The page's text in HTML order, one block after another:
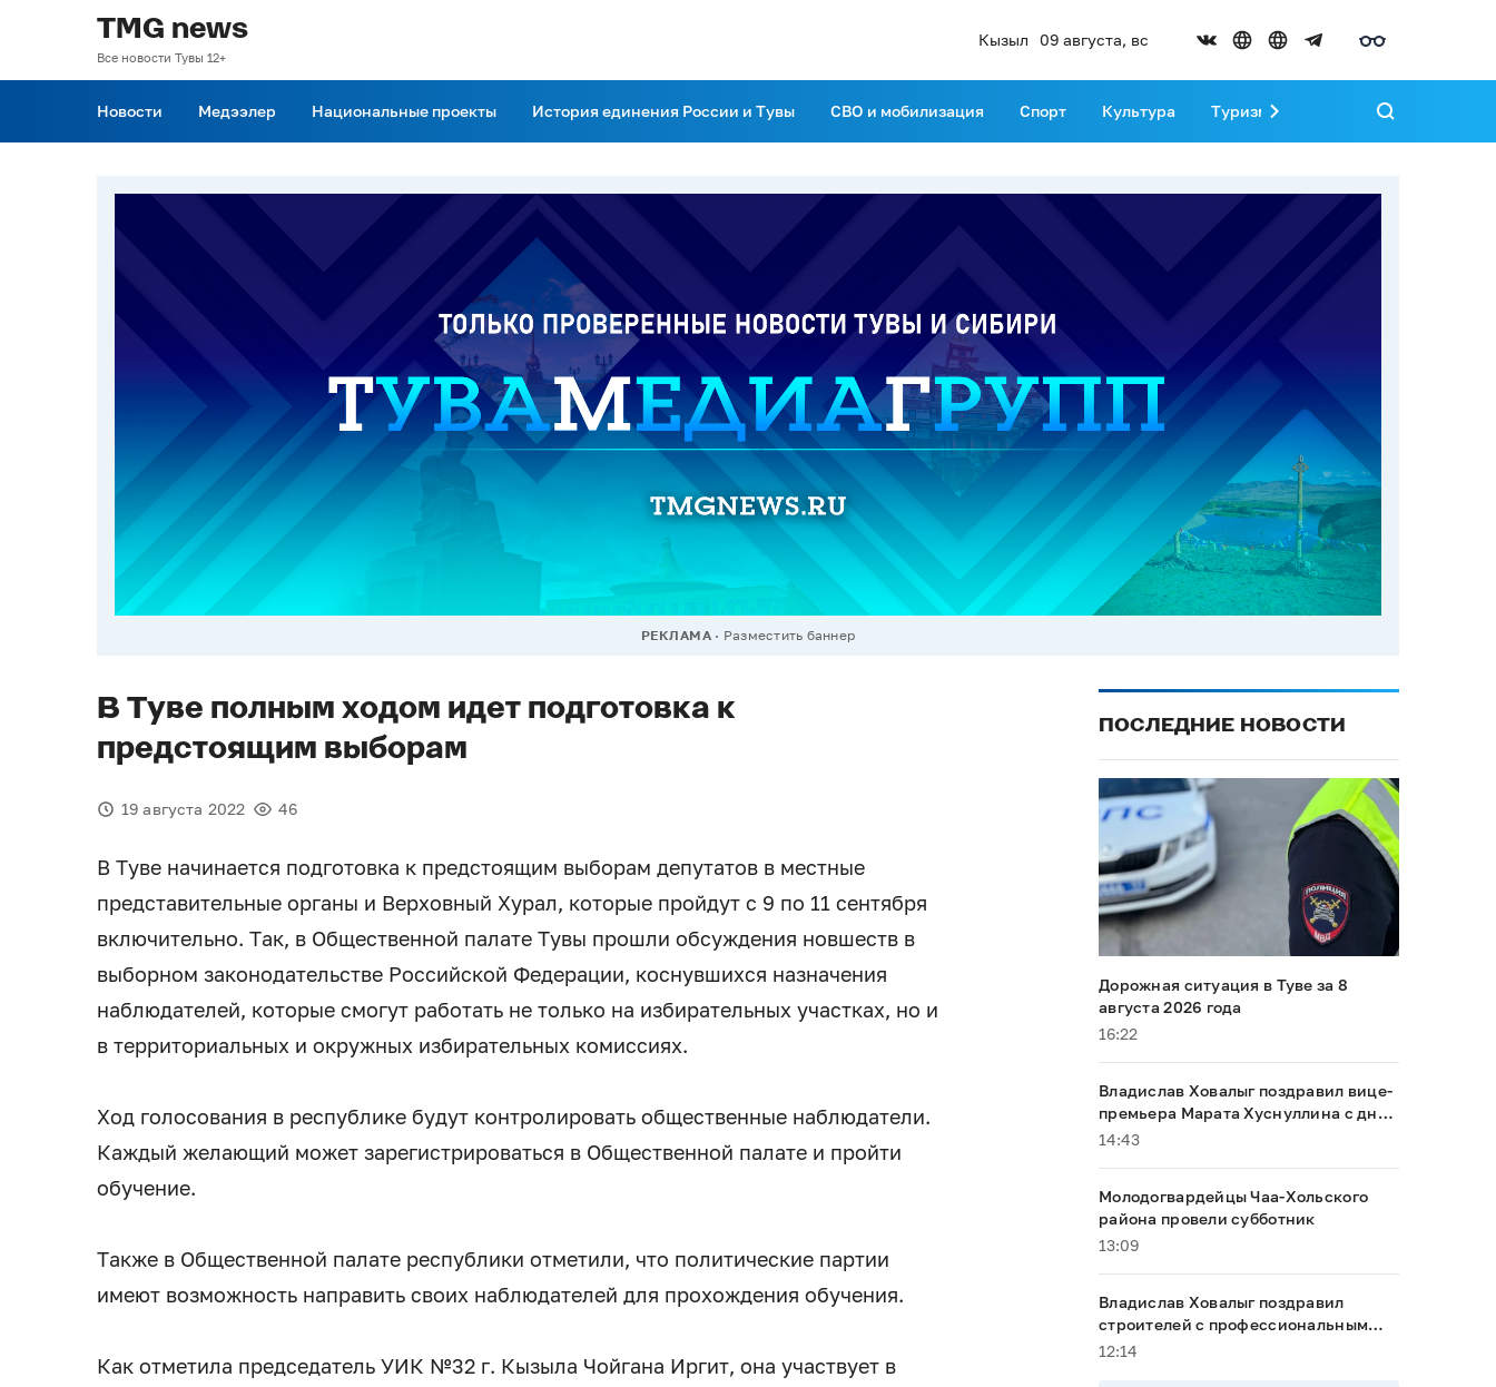
TMG news
Все новости Тувы 12+
Кызыл 09 августа, вс
Новости Медээлер Национальные проекты История единения России и Тувы СВО и мобилизация Спорт Культура Туризм Развитие Тувы
РЕКЛАМА Разместить баннер
В Туве полным ходом идет подготовка к
предстоящим выборам
19 августа 2022 46
В Туве начинается подготовка к предстоящим выборам депутатов в местные
представительные органы и Верховный Хурал, которые пройдут с 9 по 11 сентября
включительно. Так, в Общественной палате Тувы прошли обсуждения новшеств в
выборном законодательстве Российской Федерации, коснувшихся назначения
наблюдателей, которые смогут работать не только на избирательных участках, но и
в территориальных и окружных избирательных комиссиях.
Ход голосования в республике будут контролировать общественные наблюдатели.
Каждый желающий может зарегистрироваться в Общественной палате и пройти
обучение.
Также в Общественной палате республики отметили, что политические партии
имеют возможность направить своих наблюдателей для прохождения обучения.
Как отметила председатель УИК №32 г. Кызыла Чойгана Иргит, она участвует в
ПОСЛЕДНИЕ НОВОСТИ
Дорожная ситуация в Туве за 8
августа 2026 года
16:22
Владислав Ховалыг поздравил вице-
премьера Марата Хуснуллина с днём
рождения
14:43
Молодогвардейцы Чаа-Хольского
района провели субботник
13:09
Владислав Ховалыг поздравил
строителей с профессиональным
праздником
12:14